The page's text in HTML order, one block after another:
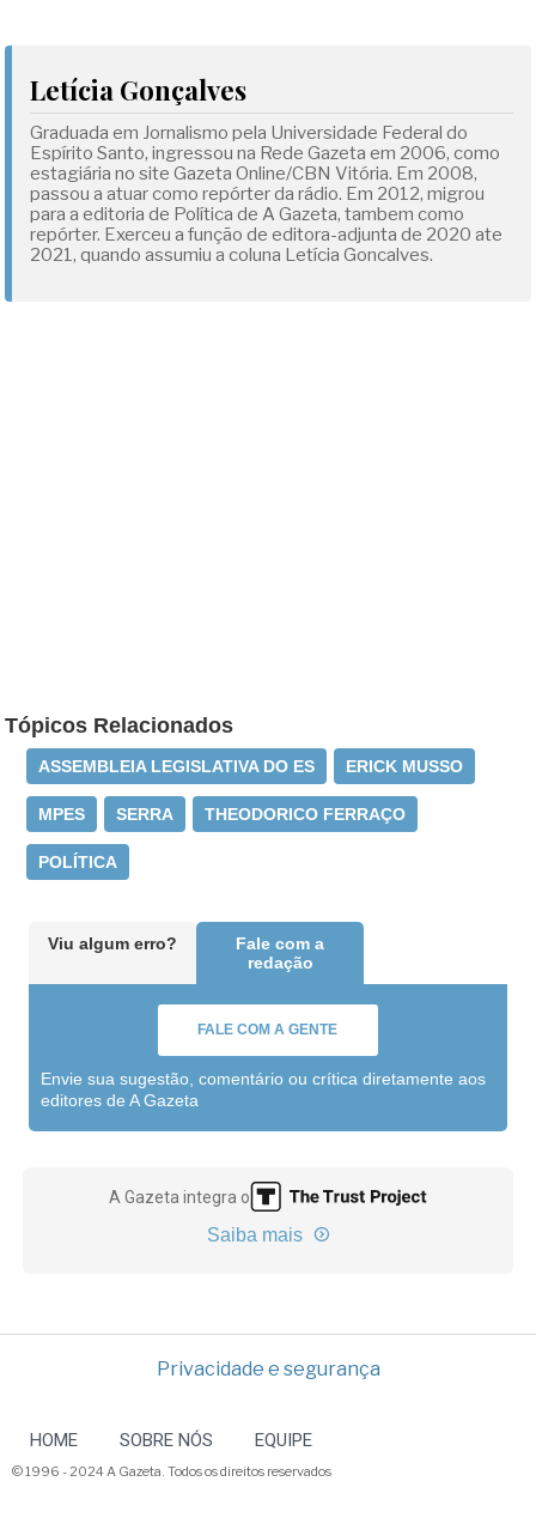
Letícia Gonçalves
Graduada em Jornalismo pela Universidade Federal do
Espírito Santo, ingressou na Rede Gazeta em 2006, como
estagiária no site Gazeta Online/CBN Vitória. Em 2008,
passou a atuar como repórter da rádio. Em 2012, migrou
para a editoria de Política de A Gazeta, tambem como
repórter. Exerceu a função de editora-adjunta de 2020 ate
2021, quando assumiu a coluna Letícia Goncalves.
Tópicos Relacionados
ASSEMBLEIA LEGISLATIVA DO ES ERICK MUSSO
MPES SERRA THEODORICO FERRAÇO
POLÍTICA
Viu algum erro?
Fale com a
redação
FALE COM A GENTE
Envie sua sugestão, comentário ou crítica diretamente aos
editores de A Gazeta
A Gazeta integra o
Saiba mais
Privacidade e segurança
HOME SOBRE NÓS EQUIPE
© 1996 - 2024 A Gazeta. Todos os direitos reservados